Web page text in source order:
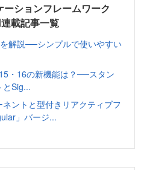
ションフレームワーク
載記事一覧
解説──シンプルで使いやすい
・16の新機能は？──スタン
とSig...
ントと型付きリアクティブフ
」バージ...